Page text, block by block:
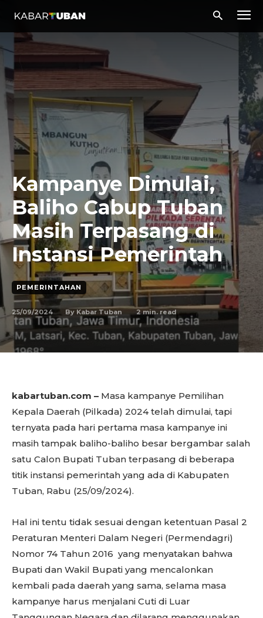
Kampanye Dimulai,
Baliho Cabup Tuban
Masih Terpasang di
Instansi Pemerintah
PEMERINTAHAN
25/09/2024 By Kabar Tuban 2min. read
kabartuban.com – Masa kampanye Pemilihan
Kepala Daerah (Pilkada) 2024 telah dimulai, tapi
ternyata pada hari pertama masa kampanye ini
masih tampak baliho-baliho besar bergambar salah
satu Calon Bupati Tuban terpasang di beberapa
titik instansi pemerintah yang ada di Kabupaten
Tuban, Rabu (25/09/2024).
Hal ini tentu tidak sesuai dengan ketentuan Pasal 2
Peraturan Menteri Dalam Negeri (Permendagri)
Nomor 74 Tahun 2016 yang menyatakan bahwa
Bupati dan Wakil Bupati yang mencalonkan
kembali pada daerah yang sama, selama masa
kampanye harus menjalani Cuti di Luar